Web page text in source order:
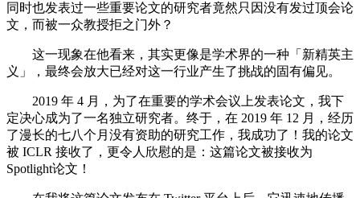
同时也发表过一些重要论文的研究者竟然只因没有发过顶会论
文，而被一众教授拒之门外？
这一现象在他看来，其实更像是学术界的一种「新精英主
义」，最终会放大已经对这一行业产生了挑战的固有偏见。
2019 年 4 月，为了在重要的学术会议上发表论文，我下
定决心成为了一名独立研究者。终于，在 2019 年 12 月，经历
了漫长的七八个月没有资助的研究工作，我成功了！我的论文
被 ICLR 接收了，更令人欣慰的是：这篇论文被接收为
Spotlight论文！